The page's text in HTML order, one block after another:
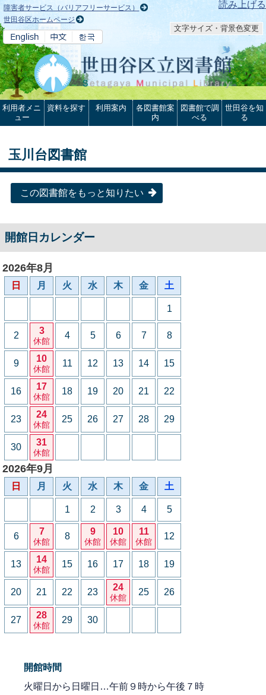
本文へ 読み上げる
障害者サービス（バリアフリーサービス）
世田谷区ホームページ
文字サイズ・背景色変更
利用者メニ
ュー
資料を探す 利用案内
各図書館案
内
図書館で調
べる
世田谷を知
る
玉川台図書館
この図書館をもっと知りたい
開館日カレンダー
2026年8月
日 月 火 水 木 金 土
1
2 3
休館
4 5 6 7 8
9 10
休館
11 12 13 14 15
16 17
休館
18 19 20 21 22
23 24
休館
25 26 27 28 29
30 31
休館
2026年9月
日 月 火 水 木 金 土
1 2 3 4 5
6 7
休館
8 9
休館
10
休館
11
休館
12
13 14
休館
15 16 17 18 19
20 21 22 23 24
休館
25 26
27 28
休館
29 30
開館時間
火曜日から日曜日…午前９時から午後７時